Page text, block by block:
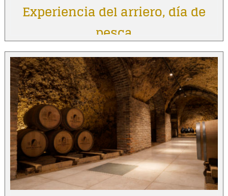
Experiencia del arriero, día de
pesca